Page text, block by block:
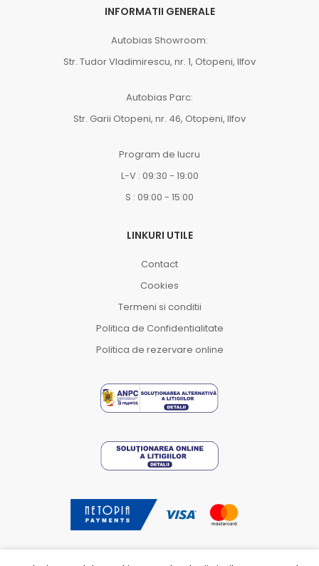
INFORMATII GENERALE
Autobias Showroom:
Str. Tudor Vladimirescu, nr. 1, Otopeni, Ilfov
Autobias Parc:
Str. Garii Otopeni, nr. 46, Otopeni, Ilfov
Program de lucru
L-V : 09:30 - 19:00
S : 09:00 - 15:00
LINKURI UTILE
Contact
Cookies
Termeni si conditii
Politica de Confidentialitate
Politica de rezervare online